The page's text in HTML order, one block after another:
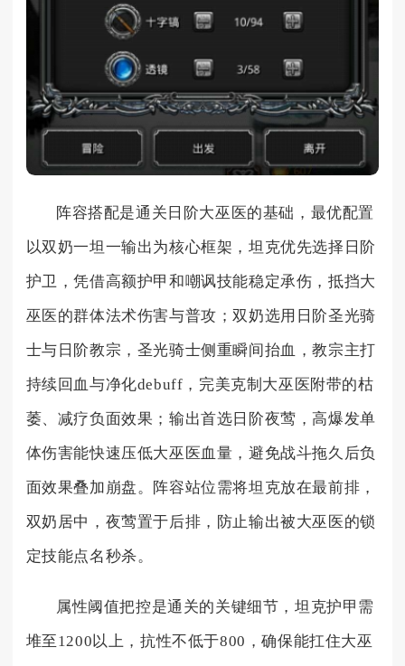
阵容搭配是通关日阶大巫医的基础，最优配置
以双奶一坦一输出为核心框架，坦克优先选择日阶
护卫，凭借高额护甲和嘲讽技能稳定承伤，抵挡大
巫医的群体法术伤害与普攻；双奶选用日阶圣光骑
士与日阶教宗，圣光骑士侧重瞬间抬血，教宗主打
持续回血与净化debuff，完美克制大巫医附带的枯
萎、减疗负面效果；输出首选日阶夜莺，高爆发单
体伤害能快速压低大巫医血量，避免战斗拖久后负
面效果叠加崩盘。阵容站位需将坦克放在最前排，
双奶居中，夜莺置于后排，防止输出被大巫医的锁
定技能点名秒杀。
属性阈值把控是通关的关键细节，坦克护甲需
堆至1200以上，抗性不低于800，确保能扛住大巫